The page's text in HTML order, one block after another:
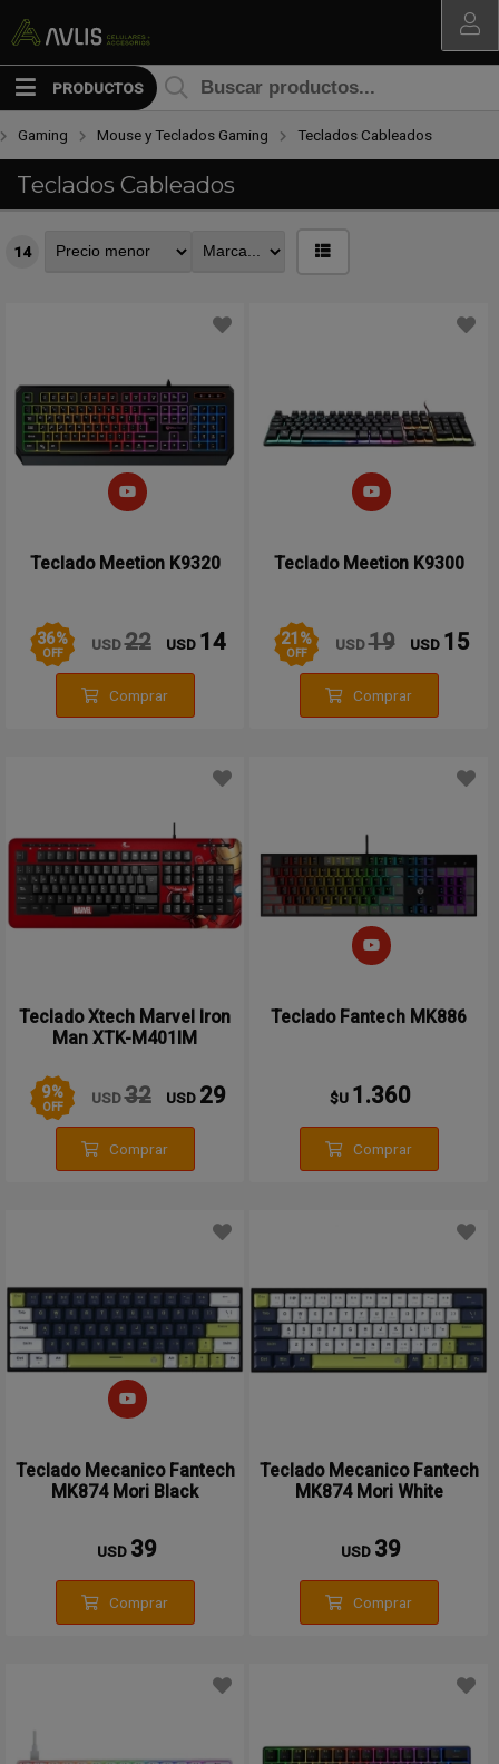
PRODUCTOS
Gaming Mouse y Teclados Gaming Teclados Cableados
Teclados Cableados
14
Teclado Meetion K9320
36%
OFF USD22 USD 14
Comprar
Teclado Meetion K9300
21 %
OFF USD19 USD 15
Comprar
Teclado Xtech Marvel Iron
Man XTK-M401IM
9%
OFF USD32 USD 29
Comprar
Teclado Fantech MK886
$U 1.360
Comprar
Teclado Mecanico Fantech
MK874 Mori Black
USD 39
Comprar
Teclado Mecanico Fantech
MK874 Mori White
USD 39
Comprar